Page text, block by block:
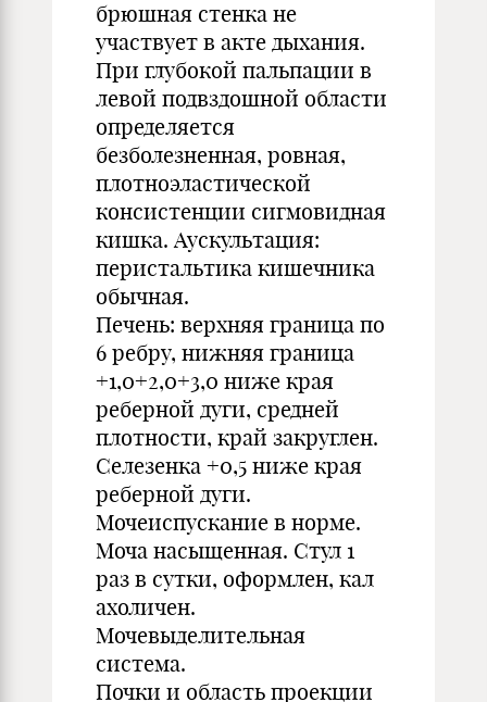
брюшная стенка не
участвует в акте дыхания.
При глубокой пальпации в
левой подвздошной области
определяется
безболезненная, ровная,
плотноэластической
консистенции сигмовидная
кишка. Аускультация:
перистальтика кишечника
обычная.
Печень: верхняя граница по
6 ребру, нижняя граница
+1,0+2,0+3,0 ниже края
реберной дуги, средней
плотности, край закруглен.
Селезенка +0,5 ниже края
реберной дуги.
Мочеиспускание в норме.
Моча насыщенная. Стул 1
раз в сутки, оформлен, кал
ахоличен.
Мочевыделительная
система.
Почки и область проекции